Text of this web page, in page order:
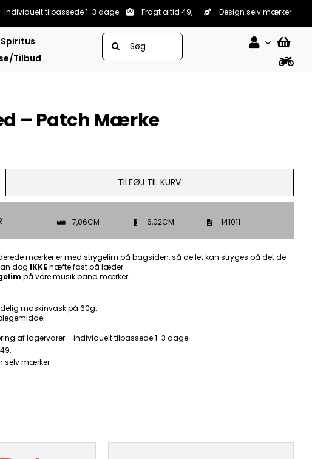
individuelt tilpassede 1-3 dage Fragt altid 49,- Design selv mærker
Tilbud
Søg
efter:
– Patch Mærke
TILFØJ TIL KURV
7,06CM 6,02CM 141011
mærker er med strygelim på bagsiden, så de let kan stryges på det de
dog IKKE hæfte fast på læder.
på vore musik band mærker.
maskinvask på 60g.
af lagervarer – individuelt tilpassede 1-3 dage
selv mærker